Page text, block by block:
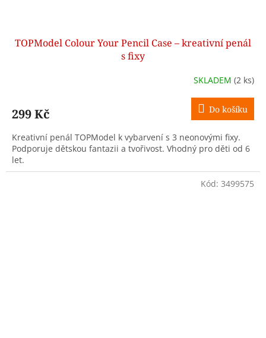
TOPModel Colour Your Pencil Case – kreativní penál
s fixy
SKLADEM (2 ks)
299 Kč Do košíku
Kreativní penál TOPModel k vybarvení s 3 neonovými fixy.
Podporuje dětskou fantazii a tvořivost. Vhodný pro děti od 6
let.
Kód: 3499575